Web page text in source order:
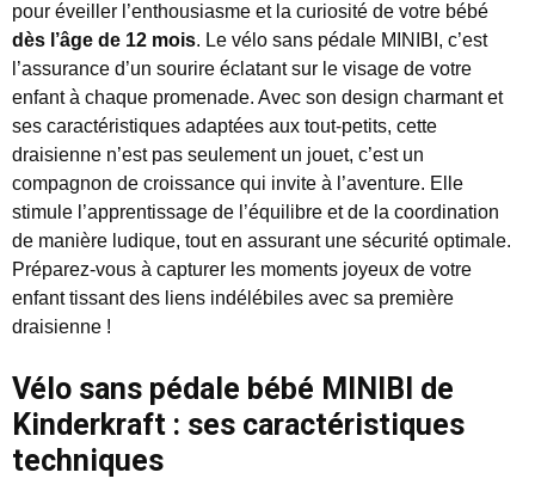
pour éveiller l’enthousiasme et la curiosité de votre bébé
dès l’âge de 12 mois. Le vélo sans pédale MINIBI, c’est
l’assurance d’un sourire éclatant sur le visage de votre
enfant à chaque promenade. Avec son design charmant et
ses caractéristiques adaptées aux tout-petits, cette
draisienne n’est pas seulement un jouet, c’est un
compagnon de croissance qui invite à l’aventure. Elle
stimule l’apprentissage de l’équilibre et de la coordination
de manière ludique, tout en assurant une sécurité optimale.
Préparez-vous à capturer les moments joyeux de votre
enfant tissant des liens indélébiles avec sa première
draisienne !
Vélo sans pédale bébé MINIBI de
Kinderkraft : ses caractéristiques
techniques